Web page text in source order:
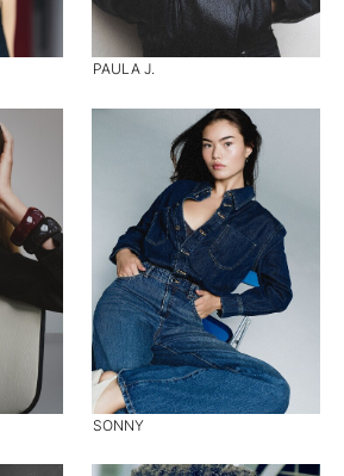
PAULA J.
SONNY